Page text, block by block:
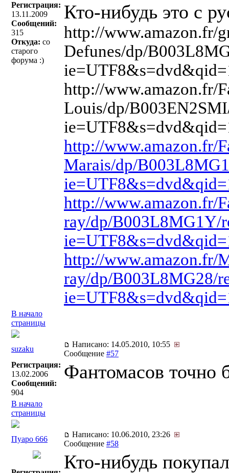
Регистрация:
13.11.2009
Сообщений:
315
Откуда: со
старого
форума :)
Кто-нибудь это с
http://www.amazon.fr/
Defunes/dp/
http://www.amazon.fr/
Louis/dp/
http://www.amazon.fr/
Marais/dp/
http://www.amazon.fr/
ray/dp/B003L8MG1Y/
http://www.amazon.fr/
ray/dp/B003L8MG28/
В начало
страницы
suzaku
Написано: 14.05.2010, 10:55
Сообщение #57
Регистрация:
13.02.2006
Сообщений:
904
Фантомасов точно
В начало
страницы
Пуаро 666
Написано: 10.06.2010, 23:26
Сообщение #58
Кто-нибудь